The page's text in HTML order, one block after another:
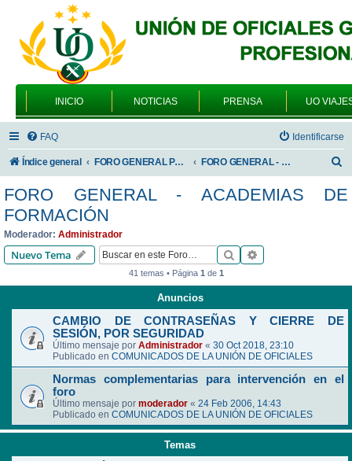
INICIO NOTICIAS PRENSA UO
FAQ Identificarse
Índice general FORO GENERAL PARA TODOS LOS USUARIOS FORO GENERAL - ACADEMIAS DE FORMACIÓN
s
FORO GENERAL - ACADEMIAS DE
FORMACIÓN
Moderador: Administrador
Nuevo Tema Buscar
41 temas • Página 1de 1
Anuncios
CAMBIO DE CONTRASEÑAS Y CIERRE DE
SESIÓN, POR SEGURIDAD
Último mensaje por Administrador « 30 Oct 2018, 23:10
Publicado en COMUNICADOS DE LA UNIÓN DE OFICIALES
Normas complementarias para intervención en el
foro
Último mensaje por moderador « 24 Feb 2006, 14:43
Publicado en COMUNICADOS DE LA UNIÓN DE OFICIALES
Temas